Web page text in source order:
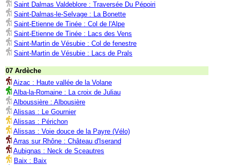
Saint Dalmas Valdeblore : Traversée Du Pépoiri
Saint-Dalmas-le-Selvage : La Bonette
Saint-Etienne de Tinée : Col de l'Alpe
Saint-Etienne de Tinée : Lacs des Vens
Saint-Martin de Vésubie : Col de fenestre
Saint-Martin de Vésubie : Lacs de Prals
07 Ardèche
Aizac : Haute vallée de la Volane
Alba-la-Romaine : La croix de Juliau
Alboussière : Albousière
Alissas : Le Gournier
Alissas : Périchon
Alissas : Voie douce de la Payre (Vélo)
Arras sur Rhône : Château d'Iserand
Aubignas : Neck de Sceautres
Baix : Baix